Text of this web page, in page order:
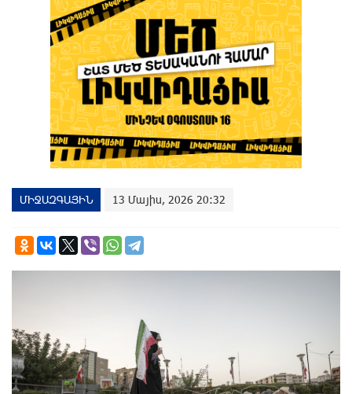
ՄԻՋԱԶԳԱՅԻՆ 13 Մայիս, 2026 20:32